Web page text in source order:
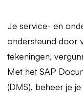
Je service- en
ondersteund door
tekeningen,
Met het SAP
(DMS), beheer je